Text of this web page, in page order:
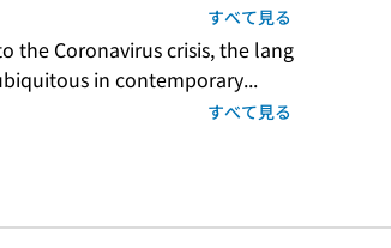
すべて見る
the Coronavirus crisis, the lang
in contemporary...
すべて見る